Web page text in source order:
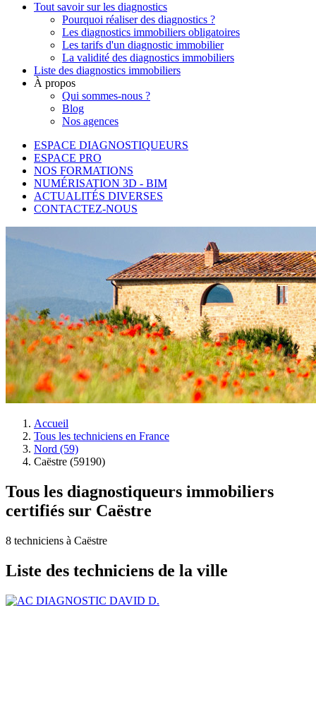
Tout savoir sur les diagnostics
Pourquoi réaliser des diagnostics ?
Les diagnostics immobiliers obligatoires
Les tarifs d'un diagnostic immobilier
La validité des diagnostics immobiliers
Liste des diagnostics immobiliers
À propos
Qui sommes-nous ?
Blog
Nos agences
ESPACE DIAGNOSTIQUEURS
ESPACE PRO
NOS FORMATIONS
NUMÉRISATION 3D - BIM
ACTUALITÉS DIVERSES
CONTACTEZ-NOUS
Accueil
Tous les techniciens en France
Nord (59)
Caëstre (59190)
Tous les diagnostiqueurs immobiliers
certifiés sur Caëstre
8 techniciens à Caëstre
Liste des techniciens de la ville
DAVID D.